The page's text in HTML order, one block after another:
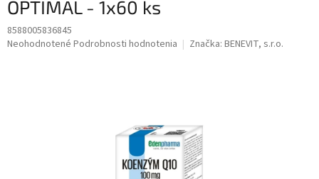
OPTIMAL - 1x60 ks
8588005836845
Priemerné
Neohodnotené Podrobnosti hodnotenia Značka: BENEVIT, s.r.o.